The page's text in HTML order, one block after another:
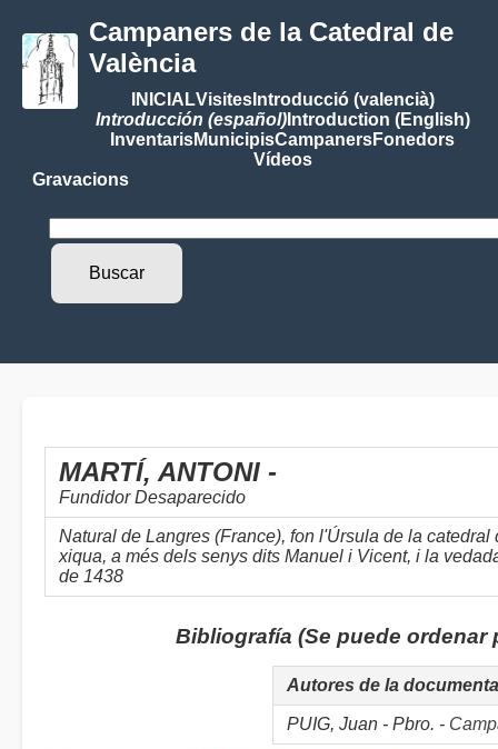
Campaners de la Catedral de
València
INICIALVisitesIntroducció (valencià)
Introducción (español)Introduction (English)
InventarisMunicipisCampanersFonedors
Vídeos
Gravacions
MARTÍ, ANTONI -
Fundidor Desaparecido
Natural de Langres (France), fon l'Úrsula de la
xiqua, a més dels senys dits Manuel i Vicent, i la
de 1438
Bibliografía (Se puede
Autores de la
PUIG, Juan - Pbro. -